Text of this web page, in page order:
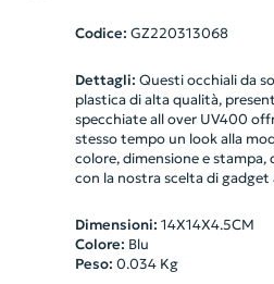
Codice: GZ220313068
Dettagli: Questi occhiali da
plastica di alta qualità,
specchiate all over UV400
stesso tempo un look alla
colore, dimensione e
con la nostra scelta di gadget
Dimensioni: 14X14X4.5CM
Colore: Blu
Peso: 0.034Kg